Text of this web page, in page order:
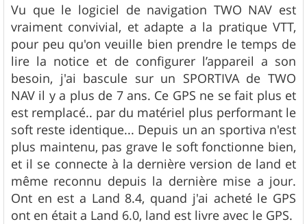
Vu que le logiciel de navigation TWO NAV est
vraiment convivial, et adapte a la pratique VTT,
pour peu qu'on veuille bien prendre le temps de
lire la notice et de configurer l’appareil a son
besoin, j'ai bascule sur un SPORTIVA de TWO
NAV il y a plus de 7 ans. Ce GPS ne se fait plus et
est remplacé.. par du matériel plus performant le
soft reste identique... Depuis un an sportiva n'est
plus maintenu, pas grave le soft fonctionne bien,
et il se connecte à la dernière version de land et
même reconnu depuis la dernière mise a jour.
Ont en est a Land 8.4, quand j'ai acheté le GPS
ont en était a Land 6.0, land est livre avec le GPS.